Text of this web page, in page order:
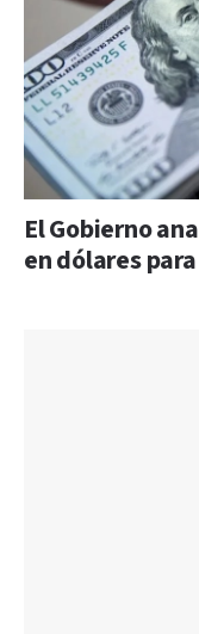
El Gobierno
en dólares